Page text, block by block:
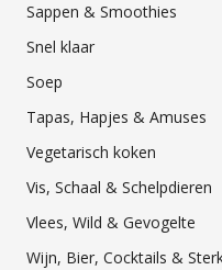
Sappen & Smoothies
Snel klaar
Soep
Tapas, Hapjes & Amuses
Vegetarisch koken
Vis, Schaal & Schelpdieren
Vlees, Wild & Gevogelte
Wijn, Bier, Cocktails &